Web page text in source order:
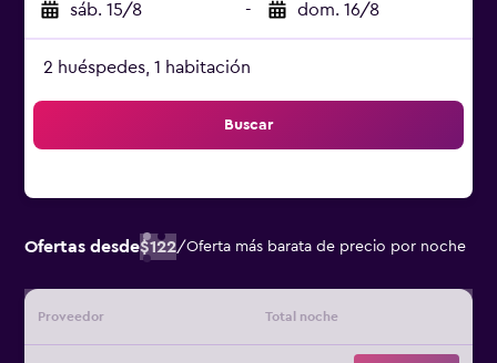
sáb. 15/8 - dom. 16/8
2 huéspedes, 1 habitación
Buscar
Ofertas desde$122/Oferta más barata de precio por noche
Proveedor Total noche